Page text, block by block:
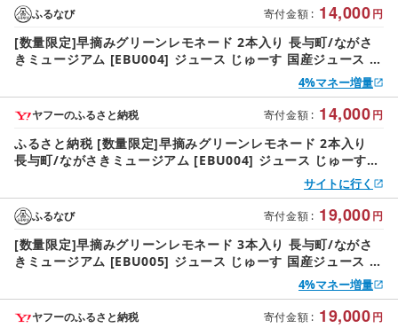
寄付金額 : 14,000円
ふるなび
[数量限定]早摘みグリーンレモネード 2本入り 長与町/ながさ
きミュージアム [EBU004] ジュース じゅーす 国産ジュース レ
モン フルーツジュース れもねーど レモネードベース シロップ
シロップ レモン れもん 柑橘 自家製 原液
4%マネー増量
寄付金額 : 14,000円
ヤフーのふるさと納税
ふるさと納税 [数量限定]早摘みグリーンレモネード 2本入り
長与町/ながさきミュージアム [EBU004] ジュース じゅーす
サイトに行く
寄付金額 : 19,000円
ふるなび
[数量限定]早摘みグリーンレモネード 3本入り 長与町/ながさ
きミュージアム [EBU005] ジュース じゅーす 国産ジュース レ
モン フルーツジュース れもねーど レモネードベース シロップ
シロップ レモン れもん 柑橘 自家製 原液
4%マネー増量
寄付金額 : 19,000円
ヤフーのふるさと納税